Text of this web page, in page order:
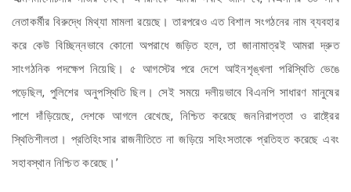
নেতাকর্মীর বিরুদ্ধে মিথ্যা মামলা রয়েছে। তারপরেও এত বিশাল সংগঠনের নাম ব্যবহার
করে কেউ বিচ্ছিন্নভাবে কোনো অপরাধে জড়িত হলে, তা জানামাত্রই আমরা দ্রুত
সাংগঠনিক পদক্ষেপ নিয়েছি। ৫ আগস্টের পরে দেশে আইনশৃঙ্খলা পরিস্থিতি ভেঙে
পড়েছিল, পুলিশের অনুপস্থিতি ছিল। সেই সময়ে দলীয়ভাবে বিএনপি সাধারণ মানুষের
পাশে দাঁড়িয়েছে, দেশকে আগলে রেখেছে, নিশ্চিত করেছে জননিরাপত্তা ও রাষ্ট্রের
স্থিতিশীলতা। প্রতিহিংসার রাজনীতিতে না জড়িয়ে সহিংসতাকে প্রতিহত করেছে এবং
সহাবস্থান নিশ্চিত করেছে।’